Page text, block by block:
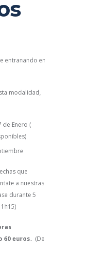
entranando en
modalidad,
de Enero (
que
a nuestras
durante 5
60 euros. (De